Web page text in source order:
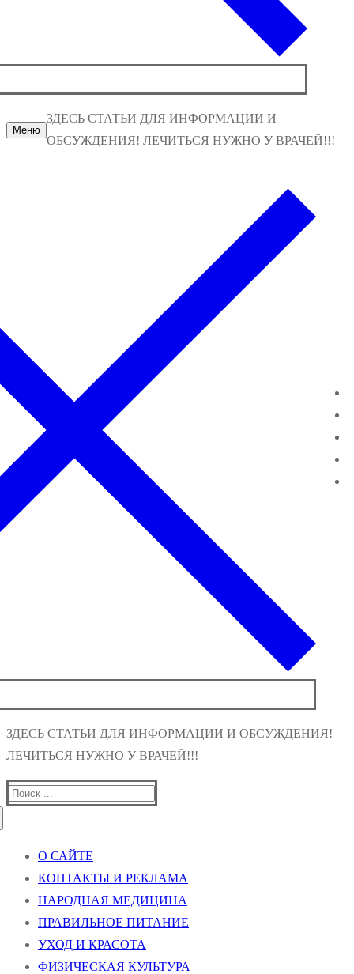
Меню
ЗДЕСЬ СТАТЬИ ДЛЯ ИНФОРМАЦИИ И
ОБСУЖДЕНИЯ! ЛЕЧИТЬСЯ НУЖНО У ВРАЧЕЙ!!!
ЗДЕСЬ СТАТЬИ ДЛЯ ИНФОРМАЦИИ И ОБСУЖДЕНИЯ!
ЛЕЧИТЬСЯ НУЖНО У ВРАЧЕЙ!!!
Найти:
О САЙТЕ
КОНТАКТЫ И РЕКЛАМА
НАРОДНАЯ МЕДИЦИНА
ПРАВИЛЬНОЕ ПИТАНИЕ
УХОД И КРАСОТА
ФИЗИЧЕСКАЯ КУЛЬТУРА